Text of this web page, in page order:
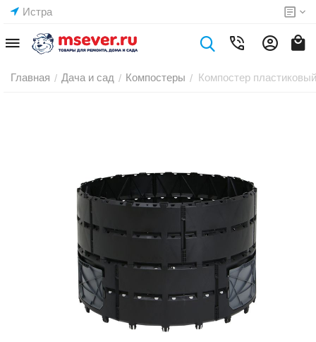
Истра
Главная / Дача и сад / Компостеры / Компостер